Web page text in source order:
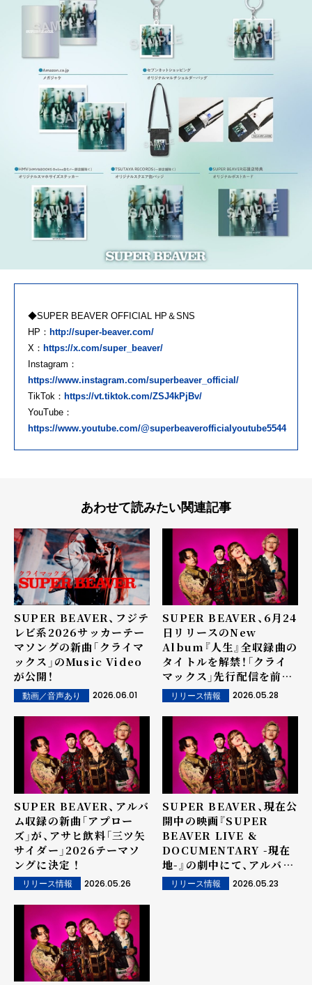
◆SUPER BEAVER OFFICIAL HP＆SNS
HP： http://super-beaver.com/
X： https://x.com/super_beaver/
Instagram：
https://www.instagram.com/superbeaver_official/
TikTok： https://vt.tiktok.com/ZSJ4kPjBv/
YouTube：
https://www.youtube.com/@superbeaverofficialyoutube5544
あわせて読みたい関連記事
SUPER BEAVER、フジテ
レビ系2026サッカーテー
マソングの新曲「クライマ
ックス」のMusic Video
が公開！
動画／音声あり 2026.06.01
SUPER BEAVER、6月24
日リリースのNew
Album『人生』全収録曲の
タイトルを解禁！「クライ
マックス」先行配信を前
に、アルバム全貌が明らか
に！
リリース情報 2026.05.28
SUPER BEAVER、アルバ
ム収録の新曲「アプロー
ズ」が、アサヒ飲料「三ツ矢
サイダー」2026テーマソ
ングに決定 ！
リリース情報 2026.05.26
SUPER BEAVER、現在公
開中の映画『SUPER
BEAVER LIVE &
DOCUMENTARY -現在
地-』の劇中にて、アルバム
『人生』収録の新曲「告白」
が使用されていることが明
リリース情報 2026.05.23